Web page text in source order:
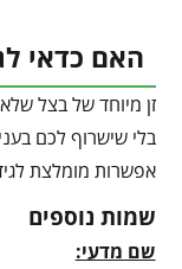
האם כדאי
זן מיוחד של בצל
בלי שישרוף לכם
אפשרות מומלצת
שמות נוספים
שם מדעי: